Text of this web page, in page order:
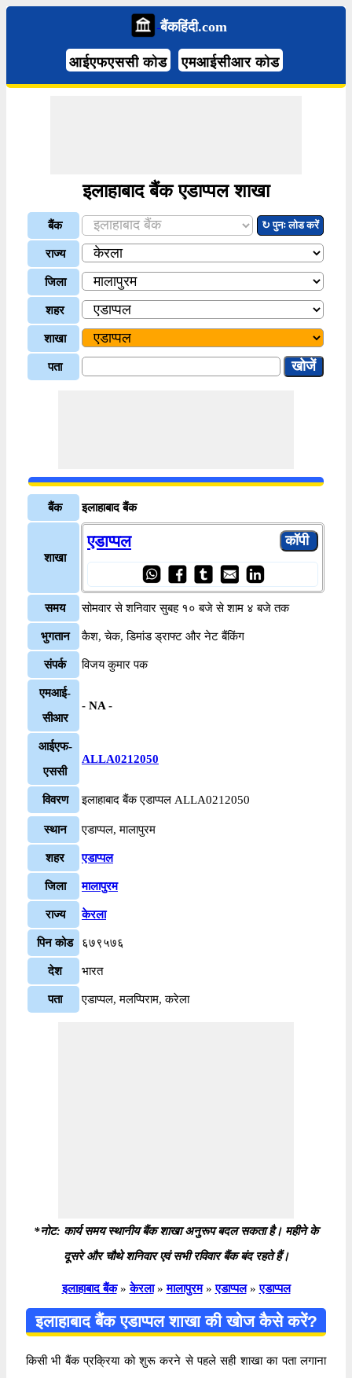
बैंकहिंदी.com
आईएफएससी कोड एमआईसीआर कोड
इलाहाबाद बैंक एडाप्पल शाखा
बैंक ↻ पुनः लोड करें
राज्य
जिला
शहर
शाखा
पता
बैंक इलाहाबाद बैंक
शाखा
एडाप्पल
समय सोमवार से शनिवार सुबह १० बजे से शाम ४ बजे तक
भुगतान कैश, चेक, डिमांड ड्राफ्ट और नेट बैंकिंग
संपर्क विजय कुमार पक
एमआई-
सीआर
- NA -
आईएफ-
एससी
ALLA0212050
विवरण इलाहाबाद बैंक एडाप्पल ALLA0212050
स्थान एडाप्पल, मालापुरम
शहर एडाप्पल
जिला मालापुरम
राज्य केरला
पिन कोड ६७९५७६
देश भारत
पता एडाप्पल, मलप्पिराम, करेला
*नोट: कार्य समय स्थानीय बैंक शाखा अनुरूप बदल सकता है। महीने के
दूसरे और चौथे शनिवार एवं सभी रविवार बैंक बंद रहते हैं।
इलाहाबाद बैंक » केरला » मालापुरम » एडाप्पल » एडाप्पल
इलाहाबाद बैंक एडाप्पल शाखा की खोज कैसे करें?
किसी भी बैंक प्रक्रिया को शुरू करने से पहले सही शाखा का पता लगाना